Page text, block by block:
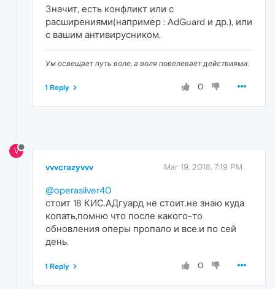
Значит, есть конфликт или с
расширениями(например : AdGuard и др.), или
с вашим антивирусником.
Ум освещает путь воле, а воля повелевает действиями.
0
1 Reply
V
vvvcrazyvvv Mar 19, 2018, 7:19 PM
@operasilver40
стоит 18 КИС.АДгуард не стоит.не знаю куда
копать,помню что после какого-то
обновления оперы пропало и все.и по сей
день.
0
1 Reply